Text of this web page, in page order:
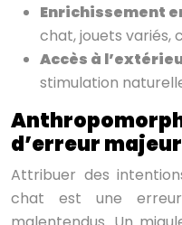
Enrichissement
chat, jouets variés,
Accès à
stimulation
d’erreur
Attribuer des
chat est une